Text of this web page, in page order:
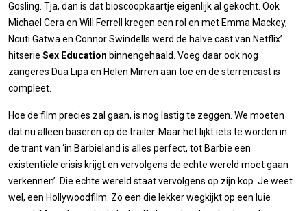
Gosling. Tja, dan is dat bioscoopkaartje eigenlijk al gekocht. Ook
Michael Cera en Will Ferrell kregen een rol en met Emma Mackey,
Ncuti Gatwa en Connor Swindells werd de halve cast van Netflix’
hitserie Sex Education binnengehaald. Voeg daar ook nog
zangeres Dua Lipa en Helen Mirren aan toe en de sterrencast is
compleet.
Hoe de film precies zal gaan, is nog lastig te zeggen. We moeten
dat nu alleen baseren op de trailer. Maar het lijkt iets te worden in
de trant van ‘in Barbieland is alles perfect, tot Barbie een
existentiële crisis krijgt en vervolgens de echte wereld moet gaan
verkennen’. Die echte wereld staat vervolgens op zijn kop. Je weet
wel, een Hollywoodfilm. Zo een die lekker wegkijkt op een luie